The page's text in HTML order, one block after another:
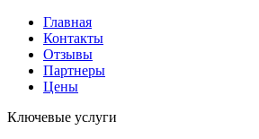
Главная
Контакты
Отзывы
Партнеры
Цены
Ключевые услуги